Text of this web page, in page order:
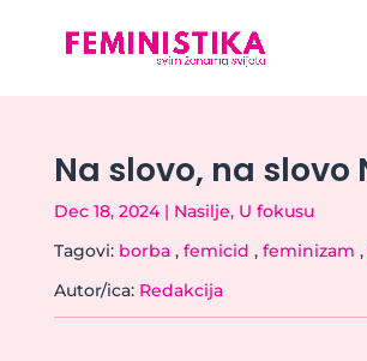
Na slovo, na slovo
Dec 18, 2024| Nasilje, U fokusu
Tagovi: borba, femicid , feminizam ,
Autor/ica: Redakcija